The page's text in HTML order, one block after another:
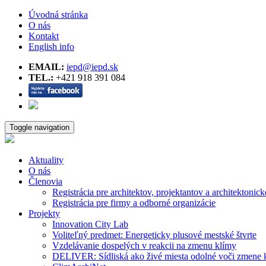
Úvodná stránka
O nás
Kontakt
English info
EMAIL: iepd@iepd.sk
TEL.: +421 918 391 084
Toggle navigation
Aktuality
O nás
Členovia
Registrácia pre architektov, projektantov a
Registrácia pre firmy a odborné organizácie
Projekty
Innovation City Lab
Voliteľný predmet: Energeticky plusové mestské štvrte
Vzdelávanie dospelých v reakcii na zmenu klímy
DELIVER: Sídliská ako živé miesta odolné voči zmene